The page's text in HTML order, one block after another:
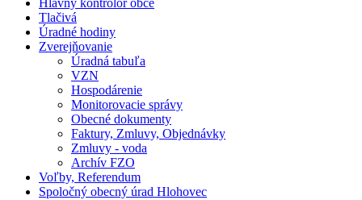
Hlavný kontrolór obce
Tlačivá
Úradné hodiny
Zverejňovanie
Úradná tabuľa
VZN
Hospodárenie
Monitorovacie správy
Obecné dokumenty
Faktury, Zmluvy, Objednávky
Zmluvy - voda
Archív FZO
Voľby, Referendum
Spoločný obecný úrad Hlohovec